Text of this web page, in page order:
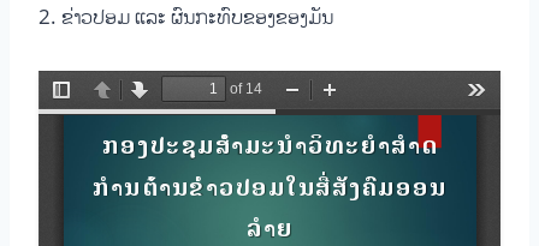
2. ຂ່າວປອມ ແລະ ຜົນກະທົບຂອງຂອງມັນ